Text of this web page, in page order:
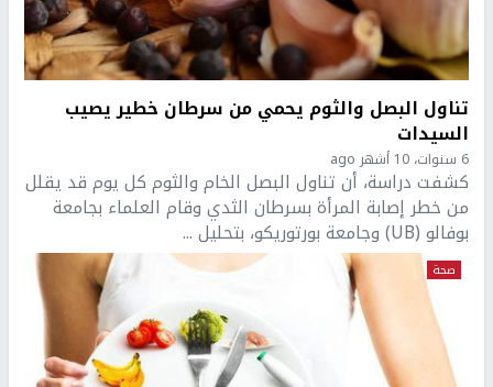
تناول البصل والثوم يحمي من سرطان خطير يصيب
السيدات
6 سنوات، 10 أشهر ago
كشفت دراسة، أن تناول البصل الخام والثوم كل يوم قد يقلل
من خطر إصابة المرأة بسرطان الثدي وقام العلماء بجامعة
بوفالو (UB) وجامعة بورتوريكو، بتحليل ...
صحة